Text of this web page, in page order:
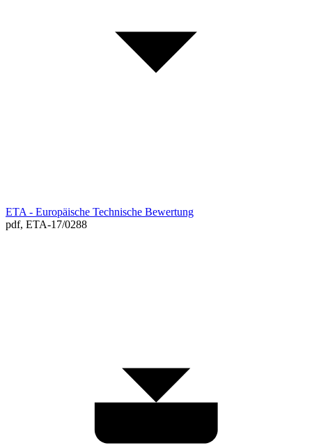
ETA - Europäische Technische Bewertung
pdf, ETA-17/0288